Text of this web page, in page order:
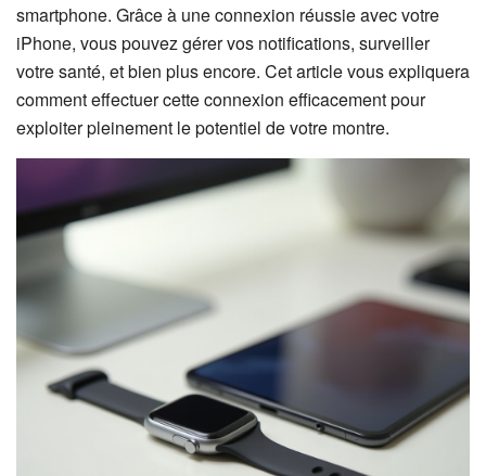
smartphone. Grâce à une connexion réussie avec votre
iPhone, vous pouvez gérer vos notifications, surveiller
votre santé, et bien plus encore. Cet article vous expliquera
comment effectuer cette connexion efficacement pour
exploiter pleinement le potentiel de votre montre.